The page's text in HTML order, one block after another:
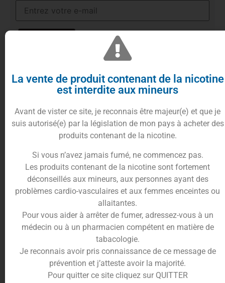
Product in demand: 1 waiting.
Trusted Shops Reviews
Un adaptateur pour votre
vaporisateur Aria
Si vous souhaitez obtenir une vapeur plus fraîche
et plus douce avec votrevaporisateur Aria
pouvez donc choisir cetadaptateur pipe à eau.
Avec une seule pièce, il permet de relier votre
vaporisateurà votrepipe à eau.
La vente de produit contenant de la nicotine
est interdite aux mineurs
Avant de vister ce site, je reconnais être majeur(e) et que je
suis autorisé(e) par la législation de mon pays à acheter des
produits contenant de la nicotine.
Si vous n’avez jamais fumé, ne commencez pas.
Les produits contenant de la nicotine sont fortement
déconseillés aux mineurs, aux personnes ayant des
problèmes cardio-vasculaires et aux femmes enceintes ou
allaitantes.
Pour vous aider à arrêter de fumer, adressez-vous à un
médecin ou à un pharmacien compétent en matière de
tabacologie.
Je reconnais avoir pris connaissance de ce message de
prévention et j’atteste avoir la majorité.
Pour quitter ce site cliquez sur QUITTER